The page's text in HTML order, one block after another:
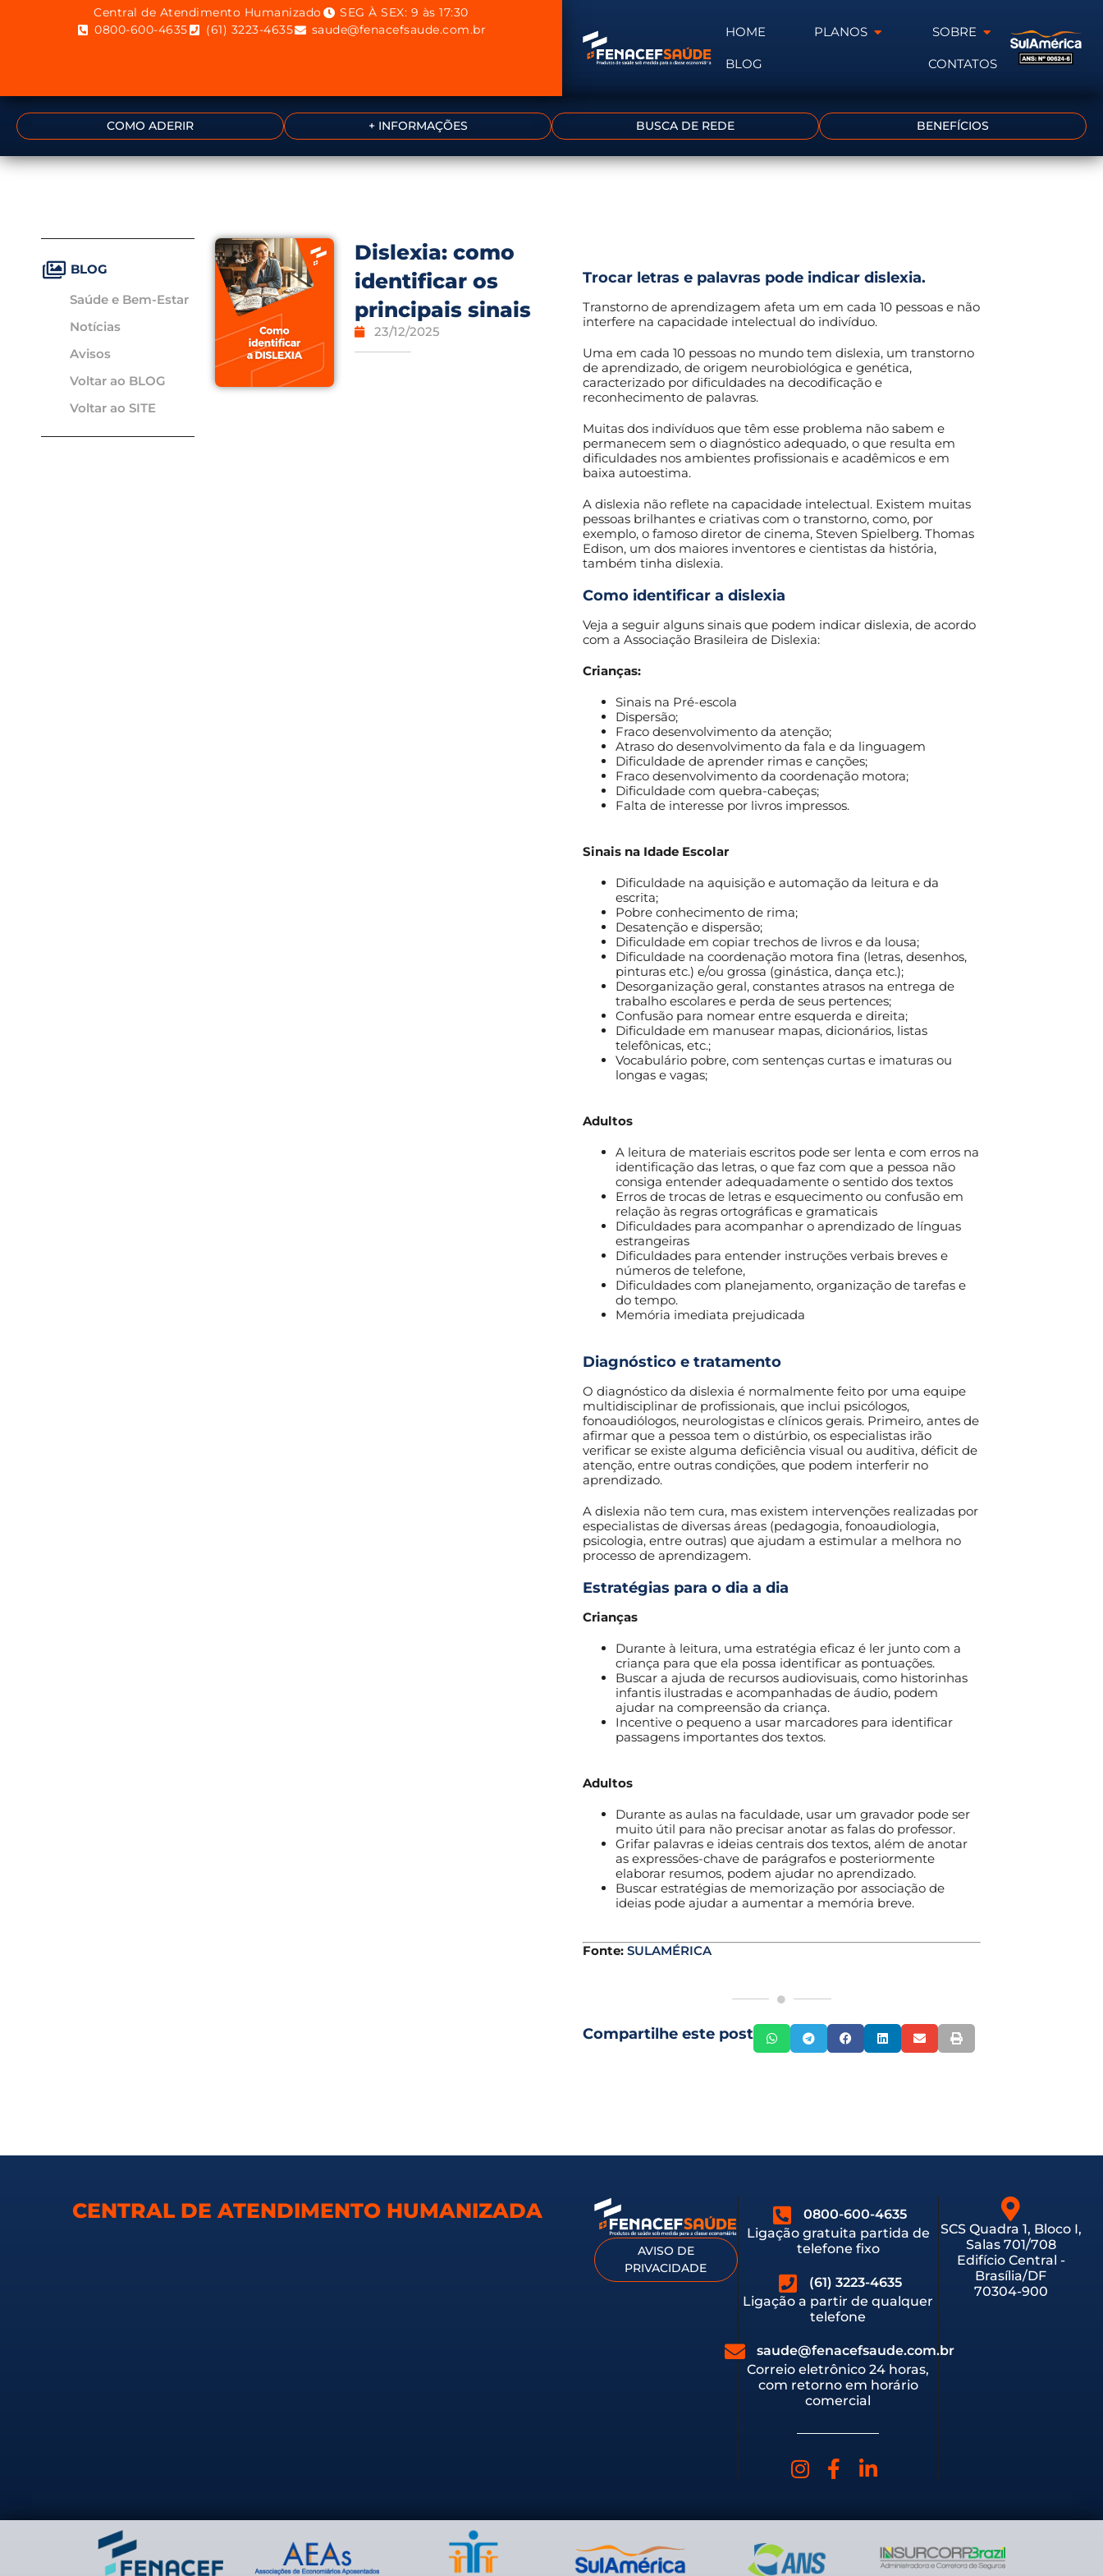
Central de Atendimento Humanizado
SEG À SEX: 9 às 17:30
0800-600-4635
(61) 3223-4635 saude@fenacefsaude.com.br HOME PLANOS SOBRE
BLOG CONTATOS
COMO ADERIR + INFORMAÇÕES BUSCA DE REDE BENEFÍCIOS
BLOG
Saúde e Bem-Estar
Notícias
Avisos
Voltar ao BLOG
Voltar ao SITE
Dislexia: como
identificar os
principais sinais
23/12/2025
Trocar letras e palavras pode indicar dislexia.
Transtorno de aprendizagem afeta um em cada 10 pessoas e não
interfere na capacidade intelectual do indivíduo.
Uma em cada 10 pessoas no mundo tem dislexia, um transtorno
de aprendizado, de origem neurobiológica e genética,
caracterizado por dificuldades na decodificação e
reconhecimento de palavras.
Muitas dos indivíduos que têm esse problema não sabem e
permanecem sem o diagnóstico adequado, o que resulta em
dificuldades nos ambientes profissionais e acadêmicos e em
baixa autoestima.
A dislexia não reflete na capacidade intelectual. Existem muitas
pessoas brilhantes e criativas com o transtorno, como, por
exemplo, o famoso diretor de cinema, Steven Spielberg. Thomas
Edison, um dos maiores inventores e cientistas da história,
também tinha dislexia.
Como identificar a dislexia
Veja a seguir alguns sinais que podem indicar dislexia, de acordo
com a Associação Brasileira de Dislexia:
Crianças:
Sinais na Pré-escola
Dispersão;
Fraco desenvolvimento da atenção;
Atraso do desenvolvimento da fala e da linguagem
Dificuldade de aprender rimas e canções;
Fraco desenvolvimento da coordenação motora;
Dificuldade com quebra-cabeças;
Falta de interesse por livros impressos.
Sinais na Idade Escolar
Dificuldade na aquisição e automação da leitura e da
escrita;
Pobre conhecimento de rima;
Desatenção e dispersão;
Dificuldade em copiar trechos de livros e da lousa;
Dificuldade na coordenação motora fina (letras, desenhos,
pinturas etc.) e/ou grossa (ginástica, dança etc.);
Desorganização geral, constantes atrasos na entrega de
trabalho escolares e perda de seus pertences;
Confusão para nomear entre esquerda e direita;
Dificuldade em manusear mapas, dicionários, listas
telefônicas, etc.;
Vocabulário pobre, com sentenças curtas e imaturas ou
longas e vagas;
Adultos
A leitura de materiais escritos pode ser lenta e com erros na
identificação das letras, o que faz com que a pessoa não
consiga entender adequadamente o sentido dos textos
Erros de trocas de letras e esquecimento ou confusão em
relação às regras ortográficas e gramaticais
Dificuldades para acompanhar o aprendizado de línguas
estrangeiras
Dificuldades para entender instruções verbais breves e
números de telefone,
Dificuldades com planejamento, organização de tarefas e
do tempo.
Memória imediata prejudicada
Diagnóstico e tratamento
O diagnóstico da dislexia é normalmente feito por uma equipe
multidisciplinar de profissionais, que inclui psicólogos,
fonoaudiólogos, neurologistas e clínicos gerais. Primeiro, antes de
afirmar que a pessoa tem o distúrbio, os especialistas irão
verificar se existe alguma deficiência visual ou auditiva, déficit de
atenção, entre outras condições, que podem interferir no
aprendizado.
A dislexia não tem cura, mas existem intervenções realizadas por
especialistas de diversas áreas (pedagogia, fonoaudiologia,
psicologia, entre outras) que ajudam a estimular a melhora no
processo de aprendizagem.
Estratégias para o dia a dia
Crianças
Durante à leitura, uma estratégia eficaz é ler junto com a
criança para que ela possa identificar as pontuações.
Buscar a ajuda de recursos audiovisuais, como historinhas
infantis ilustradas e acompanhadas de áudio, podem
ajudar na compreensão da criança.
Incentive o pequeno a usar marcadores para identificar
passagens importantes dos textos.
Adultos
Durante as aulas na faculdade, usar um gravador pode ser
muito útil para não precisar anotar as falas do professor.
Grifar palavras e ideias centrais dos textos, além de anotar
as expressões-chave de parágrafos e posteriormente
elaborar resumos, podem ajudar no aprendizado.
Buscar estratégias de memorização por associação de
ideias pode ajudar a aumentar a memória breve.
Fonte: SULAMÉRICA
Compartilhe este post
CENTRAL DE ATENDIMENTO HUMANIZADA
AVISO DE
PRIVACIDADE
0800-600-4635
Ligação gratuita partida de
telefone fixo
(61) 3223-4635
Ligação a partir de qualquer
telefone
saude@fenacefsaude.com.br
Correio eletrônico 24 horas,
com retorno em horário
comercial
SCS Quadra 1, Bloco I,
Salas 701/708
Edifício Central -
Brasília/DF
70304-900